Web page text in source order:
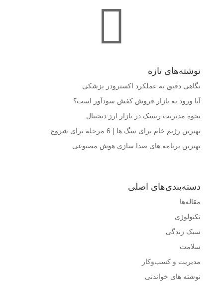

نوشته‌های تازه
نگاهی دقیق به عملکرد اکسترودر پزشکی
آیا ورود به بازار فروش کفش سودآور است؟
نحوه مدیریت ریسک در بازار ارز دیجیتال
بهترین رژیم خام برای سگ ها | 6 مرحله برای شروع
بهترین برنامه های صدا سازی هوش مصنوعی
دسته‌بندی‌های اصلی
مقاله‌ها
تکنولوژی
سبک زندگی
سلامت
مدیریت و کسب‌وکار
نوشته های خواندنی